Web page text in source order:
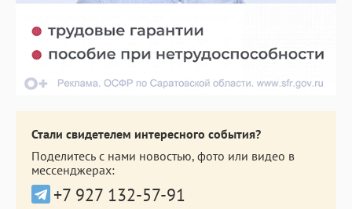
Стали свидетелем интересного события?
Поделитесь с нами новостью, фото или видео в
мессенджерах:
+7 927 132-57-91